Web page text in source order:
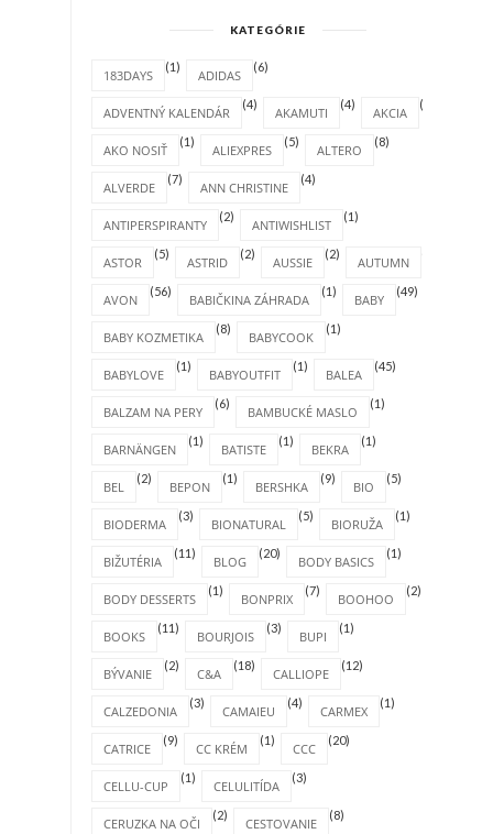
KATEGÓRIE
183DAYS
(1)
ADIDAS
(6)
ADVENTNÝ KALENDÁR
(4)
AKAMUTI
(4)
AKCIA
(1)
AKO NOSIŤ
(1)
ALIEXPRES
(5)
ALTERO
(8)
ALVERDE
(7)
ANN CHRISTINE
(4)
ANTIPERSPIRANTY
(2)
ANTIWISHLIST
(1)
ASTOR
(5)
ASTRID
(2)
AUSSIE
(2)
AUTUMN
AVON
(56)
BABIČKINA ZÁHRADA
(1)
BABY
(49)
BABY KOZMETIKA
(8)
BABYCOOK
(1)
BABYLOVE
(1)
BABYOUTFIT
(1)
BALEA
(45)
BALZAM NA PERY
(6)
BAMBUCKÉ MASLO
(1)
BARNÄNGEN
(1)
BATISTE
(1)
BEKRA
(1)
BEL
(2)
BEPON
(1)
BERSHKA
(9)
BIO
(5)
BIODERMA
(3)
BIONATURAL
(5)
BIORUŽA
(1)
BIŽUTÉRIA
(11)
BLOG
(20)
BODY BASICS
(1)
BODY DESSERTS
(1)
BONPRIX
(7)
BOOHOO
(2)
BOOKS
(11)
BOURJOIS
(3)
BUPI
(1)
BÝVANIE
(2)
C&A
(18)
CALLIOPE
(12)
CALZEDONIA
(3)
CAMAIEU
(4)
CARMEX
(1)
CATRICE
(9)
CC KRÉM
(1)
CCC
(20)
CELLU-CUP
(1)
CELULITÍDA
(3)
CERUZKA NA OČI
(2)
CESTOVANIE
(8)